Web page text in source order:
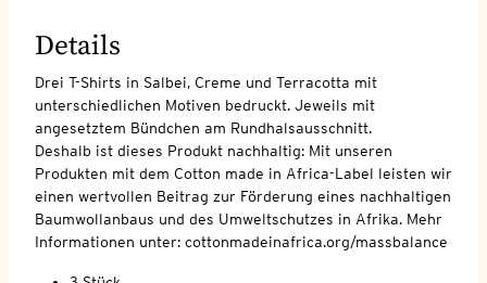
Details
Drei T-Shirts in Salbei, Creme und Terracotta mit
unterschiedlichen Motiven bedruckt. Jeweils mit
angesetztem Bündchen am Rundhalsausschnitt.
Deshalb ist dieses Produkt nachhaltig: Mit unseren
Produkten mit dem Cotton made in Africa-Label leisten wir
einen wertvollen Beitrag zur Förderung eines nachhaltigen
Baumwollanbaus und des Umweltschutzes in Afrika. Mehr
Informationen unter: cottonmadeinafrica.org/massbalance